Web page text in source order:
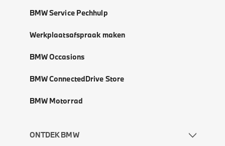
BMW Service Pechhulp
Werkplaatsafspraak maken
BMW Occasions
BMW ConnectedDrive Store
BMW Motorrad
ONTDEK BMW